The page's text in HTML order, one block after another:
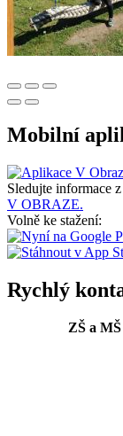
Mobilní
Sledujte informace
V OBRAZE.
Volně ke stažení:
Rychlý
ZŠ a